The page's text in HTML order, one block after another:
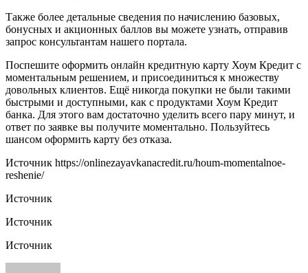
Также более детальные сведения по начислению базовых,
бонусных и акционных баллов вы можете узнать, отправив
запрос консультантам нашего портала.
Поспешите оформить онлайн кредитную карту Хоум Кредит с
моментальным решением, и присоединиться к множеству
довольных клиентов. Ещё никогда покупки не были такими
быстрыми и доступными, как с продуктами Хоум Кредит
банка. Для этого вам достаточно уделить всего пару минут, и
ответ по заявке вы получите моментально. Пользуйтесь
шансом оформить карту без отказа.
Источник https://onlinezayavkanacredit.ru/houm-momentalnoe-
reshenie/
Источник
Источник
Источник